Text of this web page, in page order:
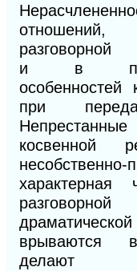
и в
особенностей
при
косвенной
характерная
врываются